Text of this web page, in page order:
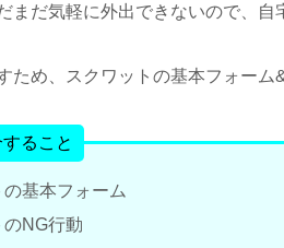
まだ気軽に外出できないので、自
ため、スクワットの基本フォーム
ること
基本フォーム
のNG行動